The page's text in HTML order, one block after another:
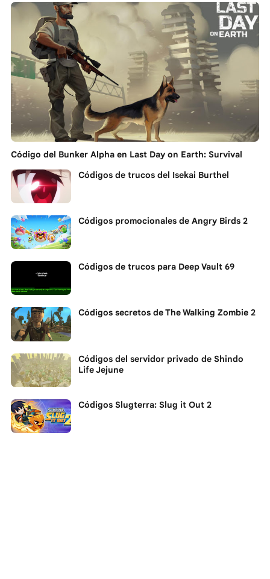
Código del Bunker Alpha en Last Day on Earth: Survival
Códigos de trucos del Isekai Burthel
Códigos promocionales de Angry Birds 2
Códigos de trucos para Deep Vault 69
Códigos secretos de The Walking Zombie 2
Códigos del servidor privado de Shindo
Life Jejune
Códigos Slugterra: Slug it Out 2